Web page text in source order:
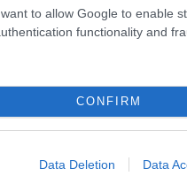
to allow Google to enable
functionality and
CONFIRM
Data Deletion Data
pașaportului și